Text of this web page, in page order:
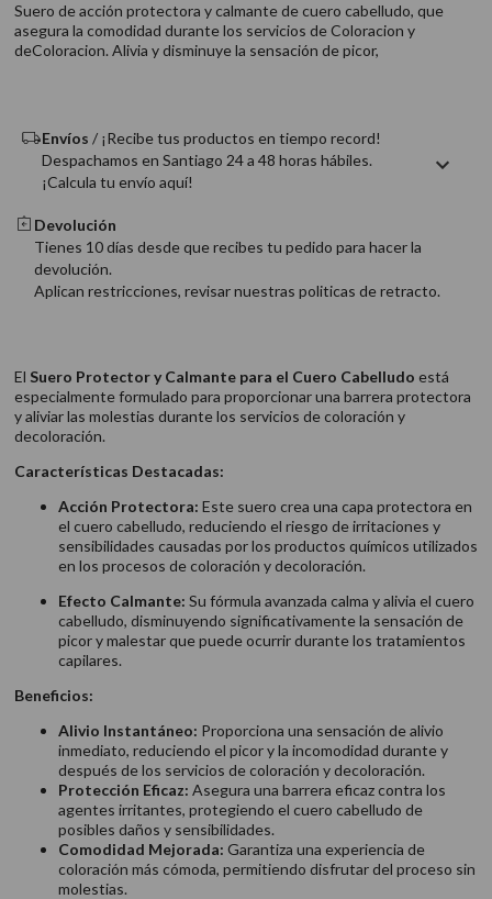
Suero de acción protectora y calmante de cuero cabelludo, que
asegura la comodidad durante los servicios de Coloracion y
deColoracion. Alivia y disminuye la sensación de picor,
Envíos / ¡Recibe tus productos en tiempo record!
Despachamos en Santiago 24 a 48 horas hábiles.
¡Calcula tu envío aquí!
Devolución
Tienes 10 días desde que recibes tu pedido para hacer la
devolución.
Aplican restricciones, revisar nuestras politicas de retracto.
El Suero Protector y Calmante para el Cuero Cabelludo está
especialmente formulado para proporcionar una barrera protectora
y aliviar las molestias durante los servicios de coloración y
decoloración.
Características Destacadas:
Acción Protectora: Este suero crea una capa protectora en
el cuero cabelludo, reduciendo el riesgo de irritaciones y
sensibilidades causadas por los productos químicos utilizados
en los procesos de coloración y decoloración.
Efecto Calmante: Su fórmula avanzada calma y alivia el cuero
cabelludo, disminuyendo significativamente la sensación de
picor y malestar que puede ocurrir durante los tratamientos
capilares.
Beneficios:
Alivio Instantáneo: Proporciona una sensación de alivio
inmediato, reduciendo el picor y la incomodidad durante y
después de los servicios de coloración y decoloración.
Protección Eficaz: Asegura una barrera eficaz contra los
agentes irritantes, protegiendo el cuero cabelludo de
posibles daños y sensibilidades.
Comodidad Mejorada: Garantiza una experiencia de
coloración más cómoda, permitiendo disfrutar del proceso sin
molestias.
8 . loreal
9. acondicionador